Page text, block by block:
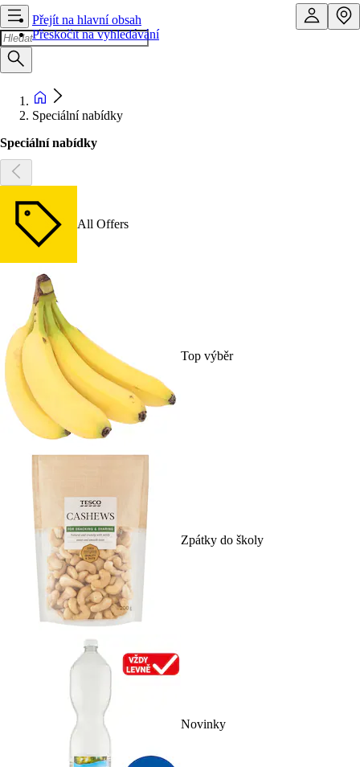
Přejít na hlavní obsah
Přeskočit na vyhledávání
Speciální nabídky
Speciální nabídky
All Offers
Top výběr
Zpátky do školy
Novinky